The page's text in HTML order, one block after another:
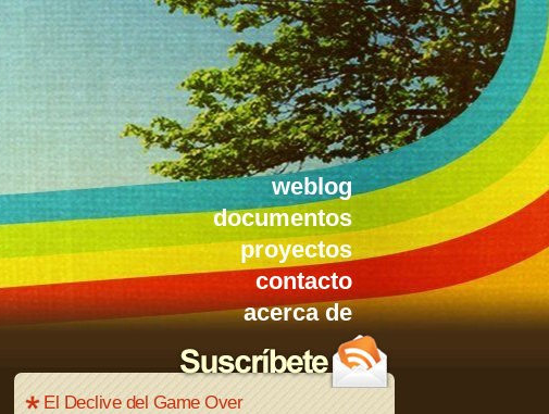
weblog
documentos
proyectos
contacto
acerca de
El Declive del Game Over